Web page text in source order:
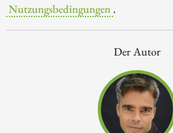
Nutzungsbedingungen .
Der Autor